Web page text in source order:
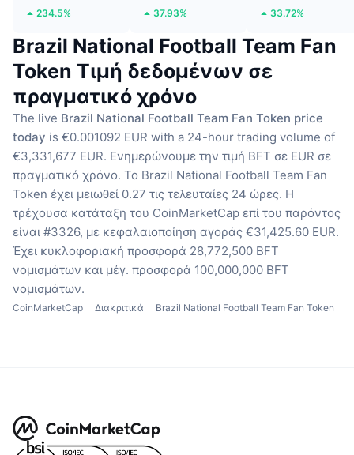
234.5% 37.93% 33.72%
Brazil National Football Team Fan
Token Τιμή δεδομένων σε
πραγματικό χρόνο
The live Brazil National Football Team Fan Token price
today is €0.001092 EUR with a 24-hour trading volume of
€3,331,677 EUR. Ενημερώνουμε την τιμή BFT σε EUR σε
πραγματικό χρόνο. Το Brazil National Football Team Fan
Token έχει μειωθεί 0.27 τις τελευταίες 24 ώρες. Η
τρέχουσα κατάταξη του CoinMarketCap επί του παρόντος
είναι #3326, με κεφαλαιοποίηση αγοράς €31,425.60 EUR.
Έχει κυκλοφοριακή προσφορά 28,772,500 BFT
νομισμάτων και μέγ. προσφορά 100,000,000 BFT
νομισμάτων.
CoinMarketCap Διακριτικά Brazil National Football Team Fan Token